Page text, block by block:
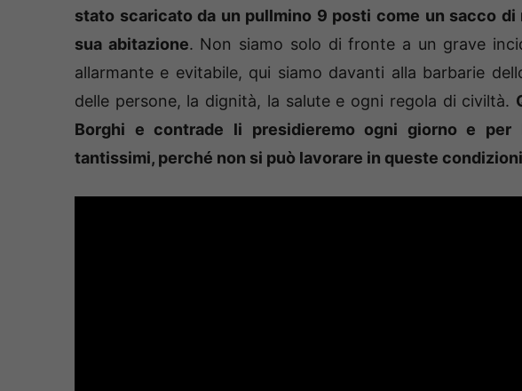
stato scaricato da un pullmino 9 posti come un sacco
sua abitazione. Non siamo solo di fronte a un grave
allarmante e evitabile, qui siamo davanti alla barbarie
delle persone, la dignità, la salute e ogni regola di civiltà.
Borghi e contrade li presidieremo ogni giorno e per
tantissimi, perché non si può lavorare in queste